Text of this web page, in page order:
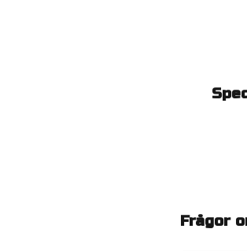
Frågor